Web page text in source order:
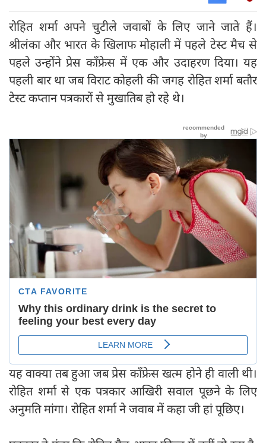
रोहित शर्मा अपने चुटीले जवाबों के लिए जाने जाते हैं।
श्रीलंका और भारत के खिलाफ मोहाली में पहले टेस्ट मैच से
पहले उन्होंने प्रेस कॉंफ्रेस में एक और उदाहरण दिया। यह
पहली बार था जब विराट कोहली की जगह रोहित शर्मा बतौर
टेस्ट कप्तान पत्रकारों से मुखातिब हो रहे थे।
यह वाक्या तब हुआ जब प्रेस कॉंफ्रेस खत्म होने ही वाली थी।
रोहित शर्मा से एक पत्रकार आखिरी सवाल पूछने के लिए
अनुमति मांगा। रोहित शर्मा ने जवाब में कहा जी हां पूछिए।